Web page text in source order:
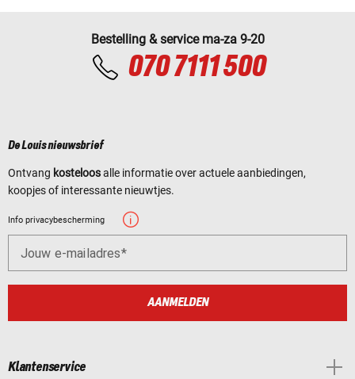
Bestelling & service ma-za 9-20
070 7111 500
De Louis nieuwsbrief
Ontvang kosteloosalle informatie over actuele aanbiedingen,
koopjes of interessante nieuwtjes.
Info privacybescherming
Jouw e-mailadres
AANMELDEN
Klantenservice